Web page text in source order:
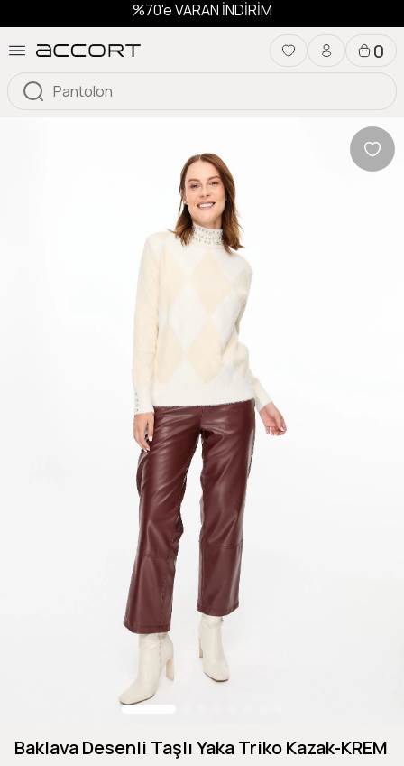
%70'e VARAN İNDİRİM
0
Baklava Desenli Taşlı Yaka Triko Kazak-KREM